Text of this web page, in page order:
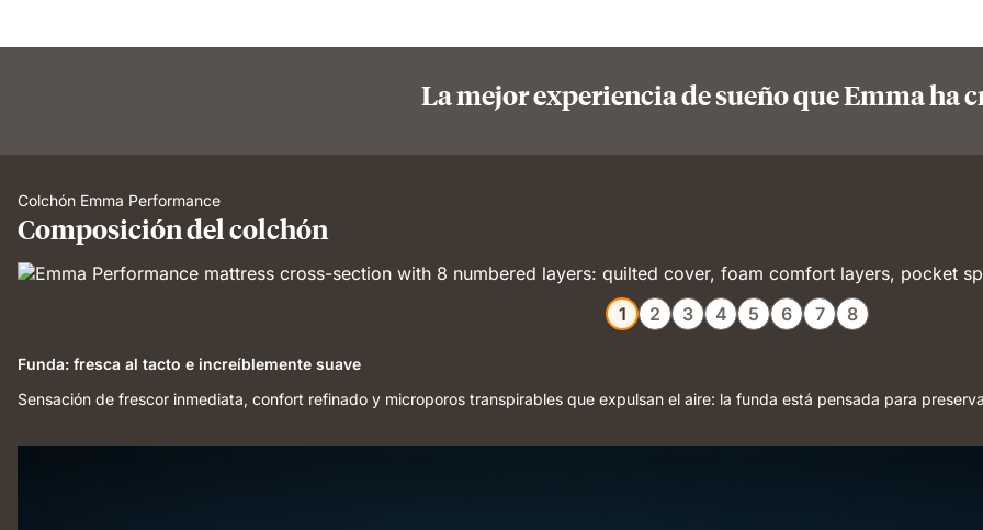
La mejor experiencia de sueño que Emma ha
Colchón Emma Performance
Composición del colchón
1 2 3 4 5 6 7 8
Funda: fresca al tacto e increíblemente suave
Sensación de frescor inmediata, confort refinado y microporos transpirables que expulsan el aire: la funda está pensada para